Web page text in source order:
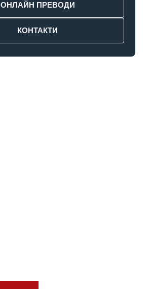
ОНЛАЙН ПРЕВОДИ
КОНТАКТИ